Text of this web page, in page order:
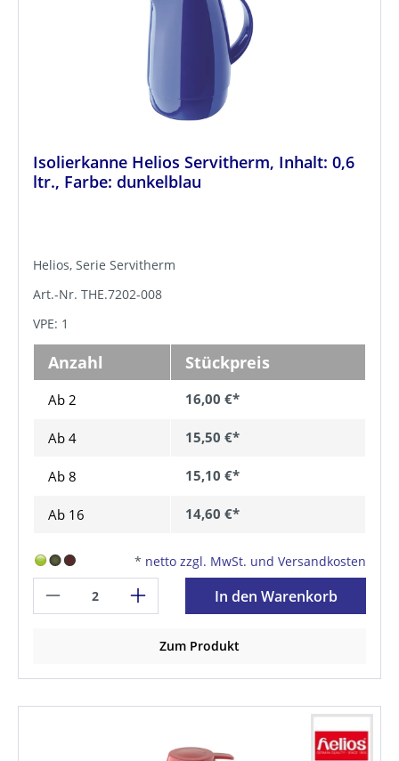
Isolierkanne Helios Servitherm, Inhalt: 0,6
ltr., Farbe: dunkelblau
Helios, Serie Servitherm
Art.-Nr. THE.7202-008
VPE: 1
Anzahl Stückpreis
Ab 2 16,00 €*
Ab 4 15,50 €*
Ab 8 15,10 €*
Ab 16 14,60 €*
* netto zzgl. MwSt. und Versandkosten
In den Warenkorb
Zum Produkt